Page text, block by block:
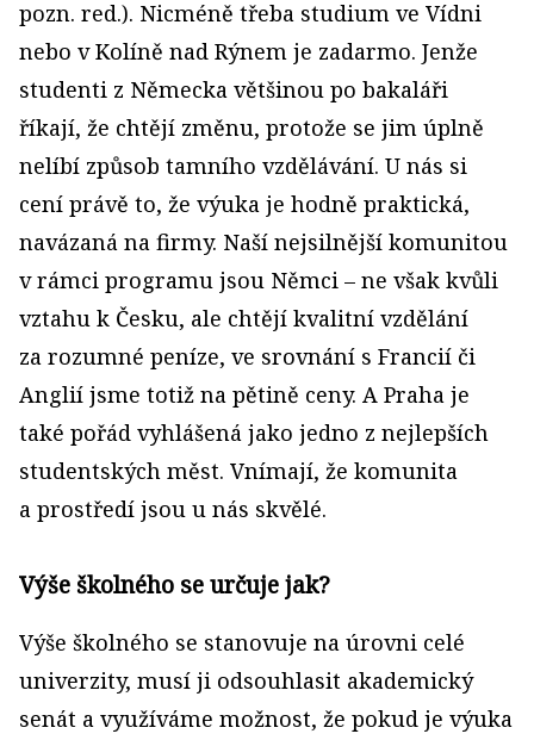
pozn. red.). Nicméně třeba studium ve Vídni
nebo v Kolíně nad Rýnem je zadarmo. Jenže
studenti z Německa většinou po bakaláři
říkají, že chtějí změnu, protože se jim úplně
nelíbí způsob tamního vzdělávání. U nás si
cení právě to, že výuka je hodně praktická,
navázaná na firmy. Naší nejsilnější komunitou
v rámci programu jsou Němci – ne však kvůli
vztahu k Česku, ale chtějí kvalitní vzdělání
za rozumné peníze, ve srovnání s Francií či
Anglií jsme totiž na pětině ceny. A Praha je
také pořád vyhlášená jako jedno z nejlepších
studentských měst. Vnímají, že komunita
a prostředí jsou u nás skvělé.
Výše školného se určuje jak?
Výše školného se stanovuje na úrovni celé
univerzity, musí ji odsouhlasit akademický
senát a využíváme možnost, že pokud je výuka